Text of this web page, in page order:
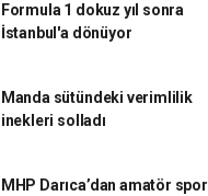
Formula 1 dokuz yıl sonra
İstanbul'a dönüyor
Manda sütündeki verimlilik
inekleri solladı
MHP Darıca’dan amatör spor